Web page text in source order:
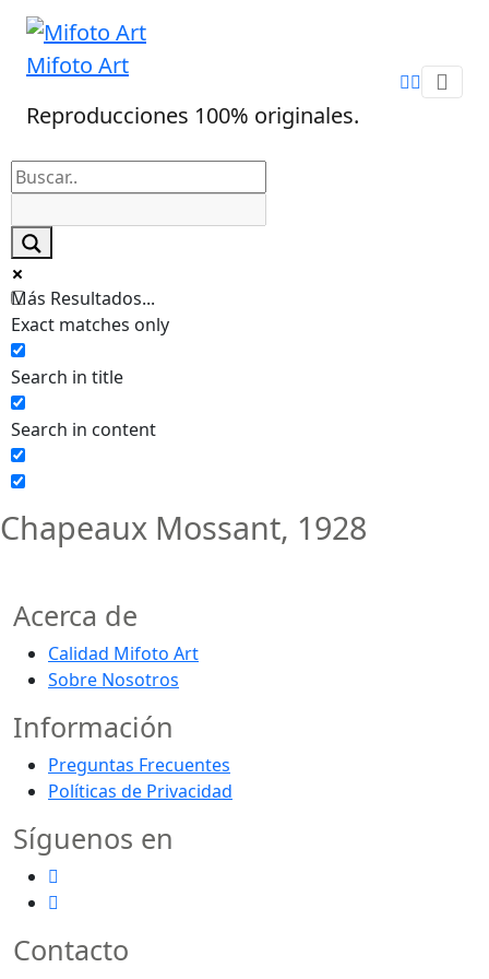
Skip
content
Mifoto Art
Reproducciones 100% originales.
Más Resultados...
Exact matches only
Search in title
Search in content
Chapeaux Mossant, 1928
Acerca de
Calidad Mifoto Art
Sobre Nosotros
Información
Preguntas Frecuentes
Políticas de Privacidad
Síguenos en
Contacto